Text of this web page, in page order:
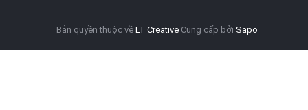
Bản quyền thuộc về LT Creative Cung cấp bởi Sapo